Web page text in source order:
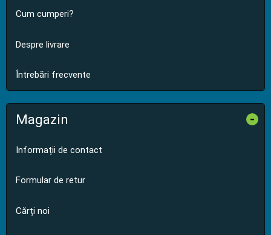
Cum cumperi?
Despre livrare
Întrebări frecvente
Magazin -
Informații de contact
Formular de retur
Cărți noi